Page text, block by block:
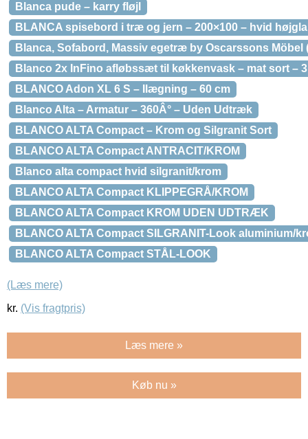
Blanca pude – karry fløjl
BLANCA spisebord i træ og jern – 200×100 – hvid
Blanca, Sofabord, Massiv egetræ by Oscarssons
Blanco 2x InFino afløbssæt til køkkenvask – mat sort –
BLANCO Adon XL 6 S – Ilægning – 60 cm
Blanco Alta – Armatur – 360Â° – Uden Udtræk
BLANCO ALTA Compact – Krom og Silgranit Sort
BLANCO ALTA Compact ANTRACIT/KROM
Blanco alta compact hvid silgranit/krom
BLANCO ALTA Compact KLIPPEGRÅ/KROM
BLANCO ALTA Compact KROM UDEN UDTRÆK
BLANCO ALTA Compact SILGRANIT-Look aluminium/
BLANCO ALTA Compact STÅL-LOOK
(Læs mere)
kr. (Vis fragtpris)
Læs mere »
Køb nu »